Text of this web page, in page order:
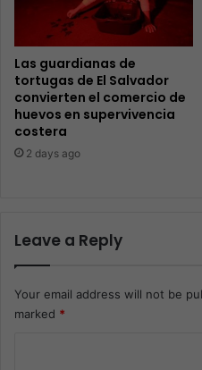
Las guardianas de
tortugas de El Salvador
convierten el comercio de
huevos en supervivencia
costera
2 days ago
Leave a Reply
Your email address will not be
marked *